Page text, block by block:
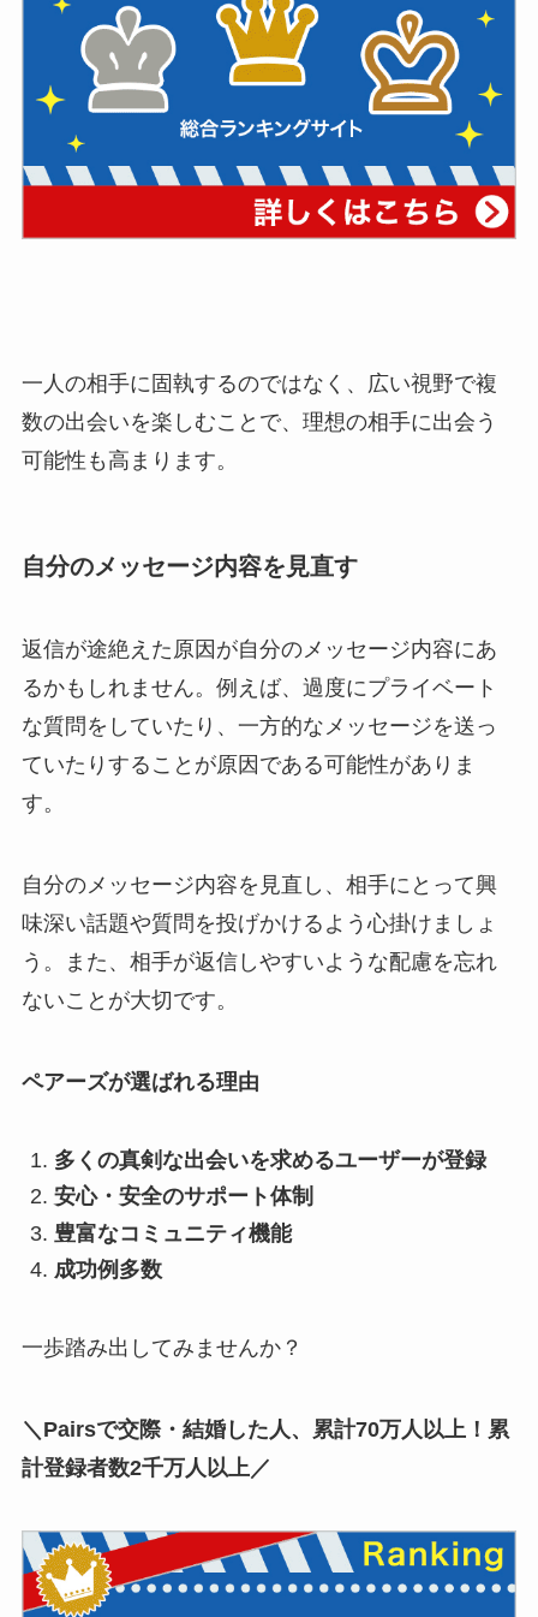
一人の相手に固執するのではなく、広い視野で複
数の出会いを楽しむことで、理想の相手に出会う
可能性も高まります。
自分のメッセージ内容を見直す
返信が途絶えた原因が自分のメッセージ内容にあ
るかもしれません。例えば、過度にプライベート
な質問をしていたり、一方的なメッセージを送っ
ていたりすることが原因である可能性がありま
す。
自分のメッセージ内容を見直し、相手にとって興
味深い話題や質問を投げかけるよう心掛けましょ
う。また、相手が返信しやすいような配慮を忘れ
ないことが大切です。
ペアーズが選ばれる理由
多くの真剣な出会いを求めるユーザーが登録
安心・安全のサポート体制
豊富なコミュニティ機能
成功例多数
一歩踏み出してみませんか？
＼Pairsで交際・結婚した人、累計70万人以上！累
計登録者数2千万人以上／